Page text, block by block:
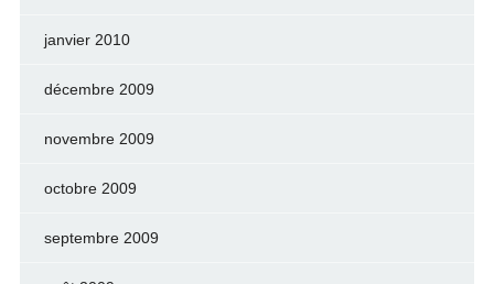
janvier 2010
décembre 2009
novembre 2009
octobre 2009
septembre 2009